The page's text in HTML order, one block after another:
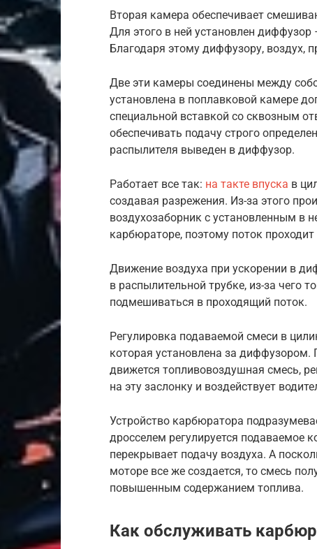
Вторая камера обеспечивает
Для этого в ней установлен
Благодаря этому диффузору, воздух,
Две эти камеры соединены между
установлена в поплавковой камере
специальной вставкой со сквозным
обеспечивать подачу строго
распылителя выведен в диффузор.
Работает все так: на такте впуска в
создавая разрежения. Из-за этого
воздухозаборник с установленным в
карбюраторе, поэтому поток
Движение воздуха при ускорении в
в распылительной трубке, из-за чего
подмешиваться в проходящий поток.
Регулировка подаваемой смеси в
которая установлена за
движется топливовоздушная смесь,
на эту заслонку и воздействует
Устройство карбюратора
дросселем регулируется подаваемое
перекрывает подачу воздуха. А
моторе все же создается, то смесь
повышенным содержанием топлива.
Как обслуживать